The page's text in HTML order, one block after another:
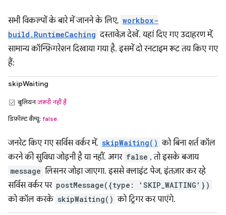
सभी विकल्पों के बारे में जानने के लिए, workbox-
build.RuntimeCaching दस्तावेज़ देखें. यहां दिए गए उदाहरण में,
सामान्य कॉन्फ़िगरेशन दिखाया गया है. इसमें दो रनटाइम रूट तय किए गए
हैं:
skipWaiting
बूलियनज़रूरी नहीं है
डिफ़ॉल्ट वैल्यू: false
जनरेट किए गए सर्विस वर्कर में, skipWaiting() को बिना शर्त कॉल
करने की सुविधा जोड़नी है या नहीं. अगर false , तो इसके बजाय
message लिसनर जोड़ा जाएगा. इससे क्लाइंट पेज, इंतज़ार कर रहे
सर्विस वर्कर पर postMessage({type: 'SKIP_WAITING'})
को कॉल करके skipWaiting() को ट्रिगर कर पाएंगे.